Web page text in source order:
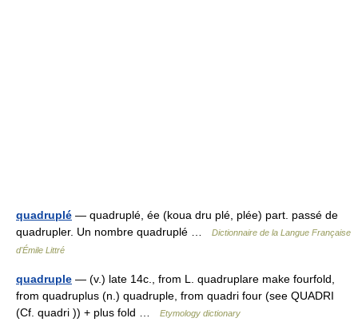
quadruplé — quadruplé, ée (koua dru plé, plée) part. passé de
quadrupler. Un nombre quadruplé …
Dictionnaire de la Langue Française
d'Émile Littré
quadruple — (v.) late 14c., from L. quadruplare make fourfold,
from quadruplus (n.) quadruple, from quadri four (see QUADRI
(Cf. quadri )) + plus fold …
Etymology dictionary